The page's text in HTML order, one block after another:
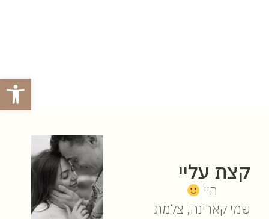
פתח
קצת עליי
היי
שמי קארינה, צלמת